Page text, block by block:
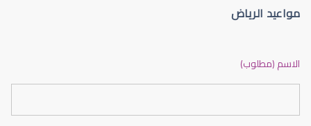
مواعيد الرياض
الاسم (مطلوب)